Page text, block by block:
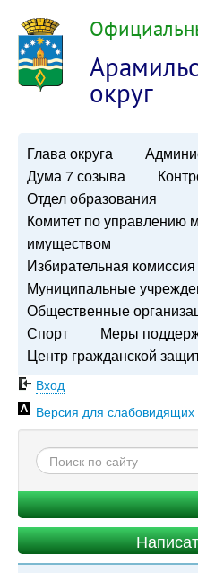
округ
Глава округа
Дума 7 созыва
Отдел образования
Комитет по управлению
имуществом
Избирательная комиссия
Муниципальные
Общественные
Спорт
Меры
Центр гражданской
Вход
Версия для слабовидящих